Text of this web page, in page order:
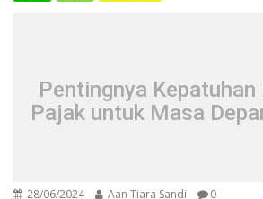
Pentingnya
Pajak untuk Masa
28/06/2024 Aan Tiara Sandi 0